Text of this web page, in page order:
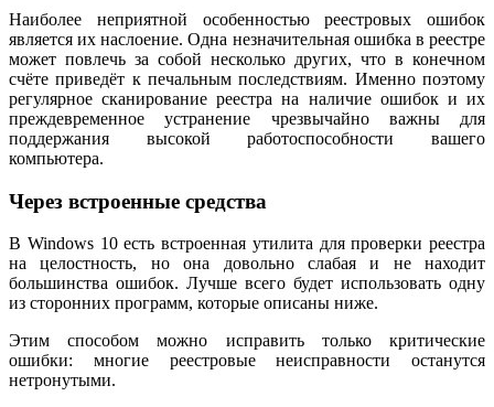
Наиболее неприятной особенностью реестровых ошибок
является их наслоение. Одна незначительная ошибка в реестре
может повлечь за собой несколько других, что в конечном
счёте приведёт к печальным последствиям. Именно поэтому
регулярное сканирование реестра на наличие ошибок и их
преждевременное устранение чрезвычайно важны для
поддержания высокой работоспособности вашего
компьютера.
Через встроенные средства
В Windows 10 есть встроенная утилита для проверки реестра
на целостность, но она довольно слабая и не находит
большинства ошибок. Лучше всего будет использовать одну
из сторонних программ, которые описаны ниже.
Этим способом можно исправить только критические
ошибки: многие реестровые неисправности останутся
нетронутыми.